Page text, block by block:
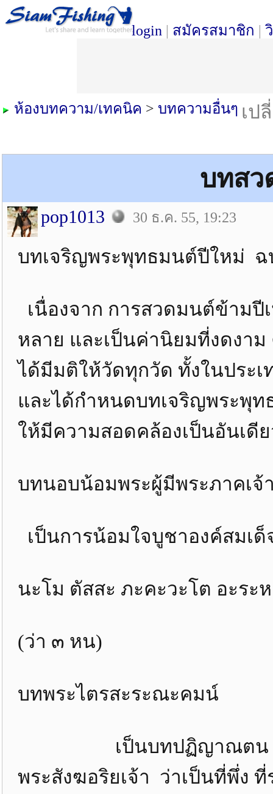
login | สมัครสมาชิก |
เป
ห้องบทความ/เทคนิค > บทความอื่นๆ
บทส
pop1013 30 ธ.ค. 55, 19:23
บทเจริญพระพุทธมนต์ปีใหม่ ฉ
เนื่องจาก การสวดมนต์ข้าม
หลาย และเป็นค่านิยมที่งดงาม
ได้มีมติให้วัดทุกวัด ทั้งในประ
และได้กำหนดบทเจริญพระพุ
ให้มีความสอดคล้องเป็นอันเดี
บทนอบน้อมพระผู้มีพระภาคเจ้
เป็นการน้อมใจบูชาองค์สมเ
นะโม ตัสสะ ภะคะวะโต อะระ
(ว่า ๓ หน)
บทพระไตรสะระณะคมน์
เป็นบทปฏิญาณตน เข้า
พระสังฆอริยเจ้า ว่าเป็นที่พึ่ง ที่